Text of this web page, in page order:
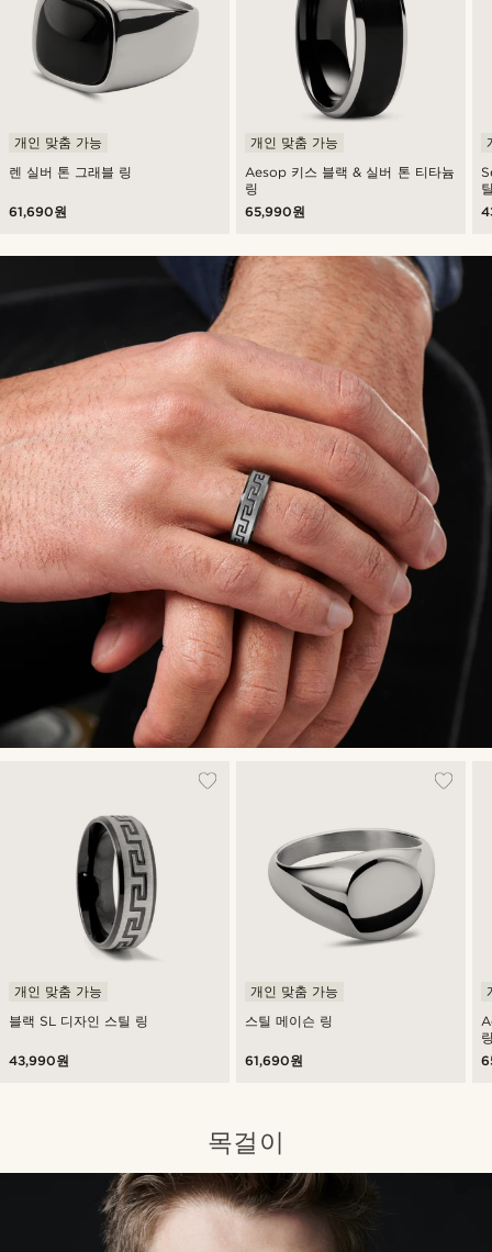
렌 실버 톤 그래블 링
개인 맞춤 가능
61,690원
Aesop 키스 블랙 & 실버 톤 티타늄
링
개인 맞춤 가능
65,990원
블랙 SL 디자인 스틸 링
개인 맞춤 가능
43,990원
스틸 메이슨 링
개인 맞춤 가능
61,690원
목걸이